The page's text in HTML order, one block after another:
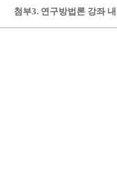
첨부3. 연구방법론 강좌